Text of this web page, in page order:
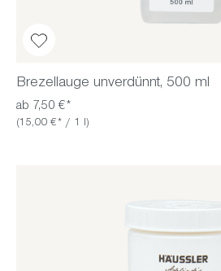
Brezellauge unverdünnt, 500 ml
ab 7,50 €*
(15,00 €* / 1 l)